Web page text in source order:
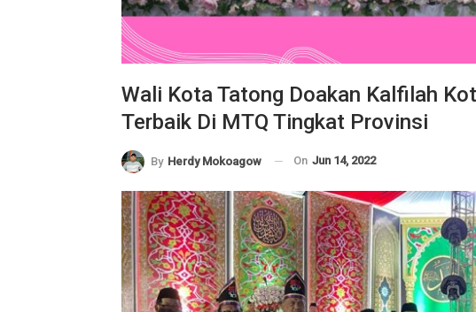
Wali Kota Tatong Doakan Kalfilah
Terbaik Di MTQ Tingkat Provinsi
By Herdy Mokoagow On Jun 14, 2022